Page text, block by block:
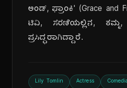
ಅಂಡ್, ಫ್ರಾಂಕಿ' (Grace and
ಟಿವಿ, ಸರಣಿಯಲ್ಲಿನ, ತಮ್ಮ,
ಪ್ರಸಿದ್ಧರಾಗಿದ್ದಾರೆ.
Lily Tomlin Actress